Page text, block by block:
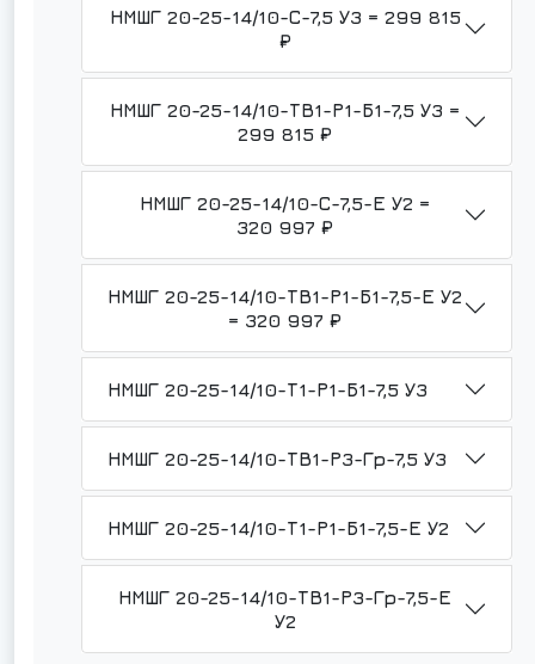
НМШГ 20-25-14/10-С-7,5 У3 = 299 815
₽
НМШГ 20-25-14/10-ТВ1-Р1-Б1-7,5 У3 =
299 815 ₽
НМШГ 20-25-14/10-С-7,5-Е У2 =
320 997 ₽
НМШГ 20-25-14/10-ТВ1-Р1-Б1-7,5-Е У2
= 320 997 ₽
НМШГ 20-25-14/10-Т1-Р1-Б1-7,5 У3
НМШГ 20-25-14/10-ТВ1-Р3-Гр-7,5 У3
НМШГ 20-25-14/10-Т1-Р1-Б1-7,5-Е У2
НМШГ 20-25-14/10-ТВ1-Р3-Гр-7,5-Е
У2